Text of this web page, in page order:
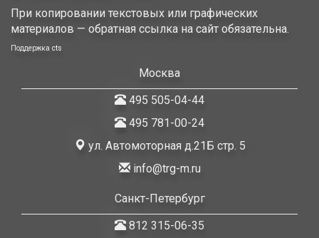
При копировании текстовых или графических
материалов — обратная ссылка на сайт обязательна.
Поддержка cts
Москва
495 505-04-44
495 781-00-24
ул. Автомоторная д.21Б стр. 5
info@trg-m.ru
Санкт-Петербург
812 315-06-35